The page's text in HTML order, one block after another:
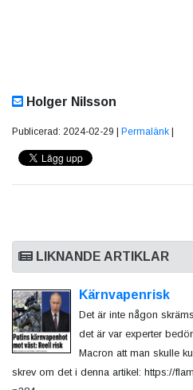
Holger Nilsson
Publicerad: 2024-02-29 | Permalänk
LIKNANDE ARTIKLAR
Kärnvapenrisk
Det är inte någon
det är var experter
Macron att man skulle
skrev om det i denna artikel: https://